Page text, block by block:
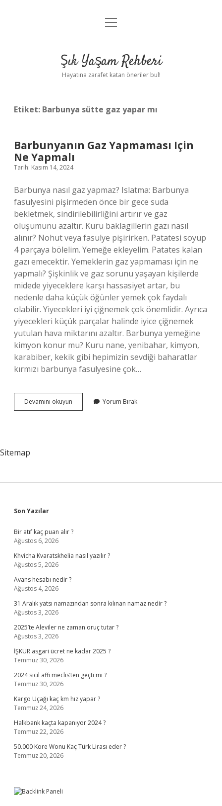
Anasayfa
Yasal Uyarı
menüyü
Şık Yaşam Rehberi
Hayatına zarafet katan öneriler bul!
Etiket: Barbunya sütte gaz yapar mı
Barbunyanın Gaz Yapmaması Için
Ne Yapmalı
Tarih: Kasım 14, 2024
Barbunya nasıl gaz yapmaz? Islatma: Barbunya
fasulyesini pişirmeden önce bir gece suda
bekletmek, sindirilebilirliğini artırır ve gaz
oluşumunu azaltır. Kuru baklagillerin gazı nasıl
alınır? Nohut veya fasulye pişirirken. Patatesi soyup
4 parçaya bölelim. Yemeğe ekleyelim. Patates kalan
gazı emecektir. Yemeklerin gaz yapmaması için ne
yapmalı? Şişkinlik ve gaz sorunu yaşayan kişilerde
midede yiyeceklere karşı hassasiyet artar, bu
nedenle daha küçük öğünler yemek çok faydalı
olabilir. Yiyecekleri iyi çiğnemek çok önemlidir. Ayrıca
yiyecekleri küçük parçalar halinde iyice çiğnemek
yutulan hava miktarını azaltır. Barbunya yemeğine
kimyon konur mu? Kuru nane, yenibahar, kimyon,
karabiber, kekik gibi hepimizin sevdiği baharatlar
kırmızı barbunya fasulyesine çok…
Devamını okuyun Barbunyanın
Gaz
Yorum Bırak
Sitemap
Sidebar
Son Yazılar
Bir atıf kaç puan alır ?
Ağustos 6, 2026
Khvicha Kvaratskhelia nasıl yazılır ?
Ağustos 5, 2026
Avans hesabı nedir ?
Ağustos 4, 2026
31 Aralık yatsı namazından sonra kılınan namaz nedir ?
Ağustos 3, 2026
2025’te Aleviler ne zaman oruç tutar ?
Ağustos 3, 2026
İŞKUR asgari ücret ne kadar 2025 ?
Temmuz 30, 2026
2024 sicil affı meclis’ten geçti mi ?
Temmuz 30, 2026
Kargo Uçağı kaç km hız yapar ?
Temmuz 24, 2026
Halkbank kaçta kapanıyor 2024 ?
Temmuz 22, 2026
50.000 Kore Wonu Kaç Türk Lirası eder ?
Temmuz 20, 2026